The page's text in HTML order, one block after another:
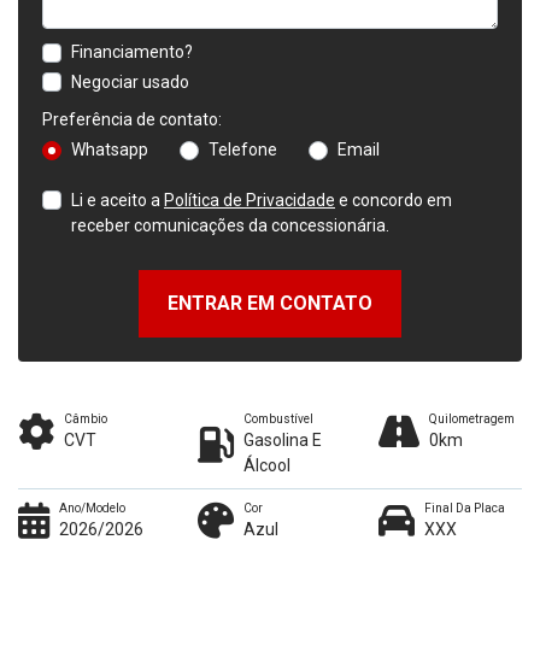
Financiamento?
Negociar usado
Preferência de contato:
Whatsapp
Telefone Email
Li e aceito a Política de Privacidade e concordo em
receber comunicações da concessionária.
ENTRAR EM CONTATO
Câmbio
CVT
Combustível
Gasolina E
Álcool
Quilometragem
0km
Ano/Modelo
2026/2026
Cor
Azul
Final Da Placa
XXX